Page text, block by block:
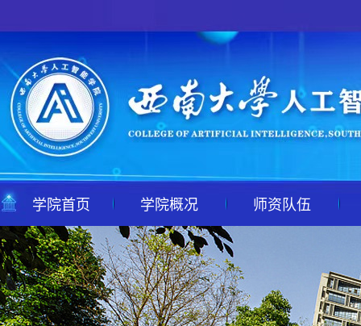
学院首页 学院概况 师资队伍